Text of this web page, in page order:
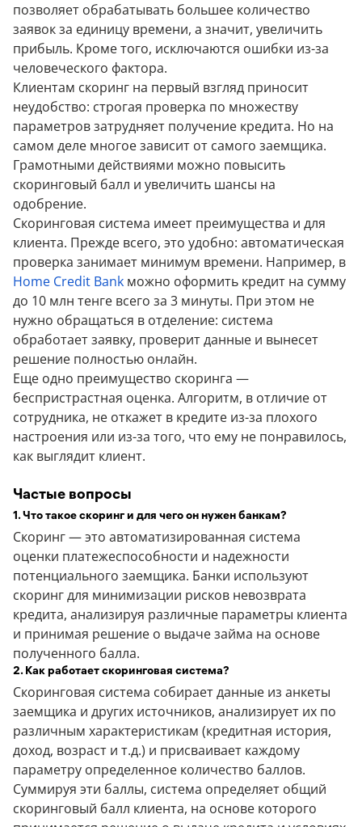
позволяет обрабатывать большее количество
заявок за единицу времени, а значит, увеличить
прибыль. Кроме того, исключаются ошибки из-за
человеческого фактора.
Клиентам скоринг на первый взгляд приносит
неудобство: строгая проверка по множеству
параметров затрудняет получение кредита. Но на
самом деле многое зависит от самого заемщика.
Грамотными действиями можно повысить
скоринговый балл и увеличить шансы на
одобрение.
Скоринговая система имеет преимущества и для
клиента. Прежде всего, это удобно: автоматическая
проверка занимает минимум времени. Например, в
Home Credit Bank можно оформить кредит на сумму
до 10 млн тенге всего за 3 минуты. При этом не
нужно обращаться в отделение: система
обработает заявку, проверит данные и вынесет
решение полностью онлайн.
Еще одно преимущество скоринга —
беспристрастная оценка. Алгоритм, в отличие от
сотрудника, не откажет в кредите из-за плохого
настроения или из-за того, что ему не понравилось,
как выглядит клиент.
Частые вопросы
1. Что такое скоринг и для чего он нужен банкам?
Скоринг — это автоматизированная система
оценки платежеспособности и надежности
потенциального заемщика. Банки используют
скоринг для минимизации рисков невозврата
кредита, анализируя различные параметры клиента
и принимая решение о выдаче займа на основе
полученного балла.
2. Как работает скоринговая система?
Скоринговая система собирает данные из анкеты
заемщика и других источников, анализирует их по
различным характеристикам (кредитная история,
доход, возраст и т.д.) и присваивает каждому
параметру определенное количество баллов.
Суммируя эти баллы, система определяет общий
скоринговый балл клиента, на основе которого